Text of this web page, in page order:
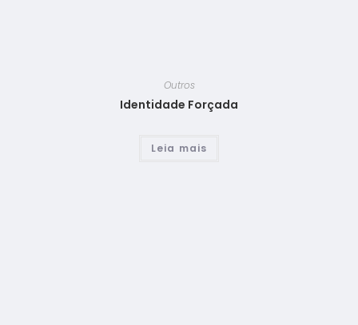
Outros
Identidade Forçada
Leia mais